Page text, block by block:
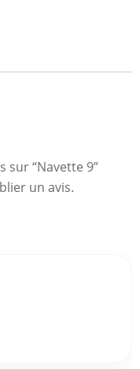
sur “Navette 9”
un avis.